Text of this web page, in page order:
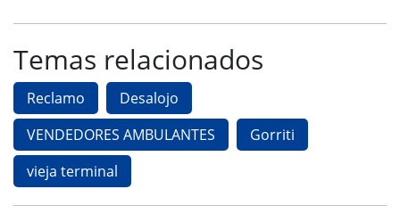
Temas relacionados
Reclamo
Desalojo
VENDEDORES AMBULANTES
Gorriti
vieja terminal